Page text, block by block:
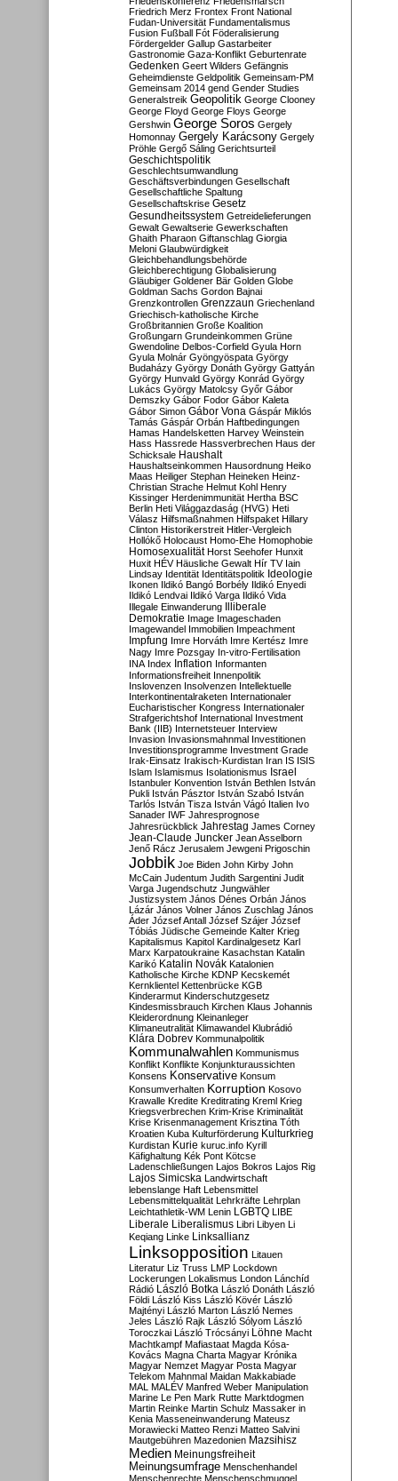
Friedrich Merz Frontex Front National
Fudan-Universität Fundamentalismus
Fusion Fußball Fót Föderalisierung
Fördergelder Gallup Gastarbeiter
Gastronomie Gaza-Konflikt Geburtenrate
Gedenken Geert Wilders Gefängnis
Geheimdienste Geldpolitik Gemeinsam-PM
Gemeinsam 2014 gend Gender Studies
Generalstreik Geopolitik George Clooney
George Floyd George Floys George
Gershwin George Soros Gergely
Homonnay Gergely Karácsony Gergely
Pröhle Gergő Sáling Gerichtsurteil
Geschichtspolitik
Geschlechtsumwandlung
Geschäftsverbindungen Gesellschaft
Gesellschaftliche Spaltung
Gesellschaftskrise Gesetz
Gesundheitssystem Getreidelieferungen
Gewalt Gewaltserie Gewerkschaften
Ghaith Pharaon Giftanschlag Giorgia
Meloni Glaubwürdigkeit
Gleichbehandlungsbehörde
Gleichberechtigung Globalisierung
Gläubiger Goldener Bär Golden Globe
Goldman Sachs Gordon Bajnai
Grenzkontrollen Grenzzaun Griechenland
Griechisch-katholische Kirche
Großbritannien Große Koalition
Großungarn Grundeinkommen Grüne
Gwendoline Delbos-Corfield Gyula Horn
Gyula Molnár Gyöngyöspata György
Budaházy György Donáth György Gattyán
György Hunvald György Konrád György
Lukács György Matolcsy Győr Gábor
Demszky Gábor Fodor Gábor Kaleta
Gábor Simon Gábor Vona Gáspár Miklós
Tamás Gáspár Orbán Haftbedingungen
Hamas Handelsketten Harvey Weinstein
Hass Hassrede Hassverbrechen Haus der
Schicksale Haushalt
Haushaltseinkommen Hausordnung Heiko
Maas Heiliger Stephan Heineken Heinz-
Christian Strache Helmut Kohl Henry
Kissinger Herdenimmunität Hertha BSC
Berlin Heti Világgazdaság (HVG) Heti
Válasz Hilfsmaßnahmen Hilfspaket Hillary
Clinton Historikerstreit Hitler-Vergleich
Hollókő Holocaust Homo-Ehe Homophobie
Homosexualität Horst Seehofer Hunxit
Huxit HÉV Häusliche Gewalt Hír TV Iain
Lindsay Identität Identitätspolitik Ideologie
Ikonen Ildikó Bangó Borbély Ildikó Enyedi
Ildikó Lendvai Ildikó Varga Ildikó Vida
Illegale Einwanderung Illiberale
Demokratie Image Imageschaden
Imagewandel Immobilien Impeachment
Impfung Imre Horváth Imre Kertész Imre
Nagy Imre Pozsgay In-vitro-Fertilisation
INA Index Inflation Informanten
Informationsfreiheit Innenpolitik
Inslovenzen Insolvenzen Intellektuelle
Interkontinentalraketen Internationaler
Eucharistischer Kongress Internationaler
Strafgerichtshof International Investment
Bank (IIB) Internetsteuer Interview
Invasion Invasionsmahnmal Investitionen
Investitionsprogramme Investment Grade
Irak-Einsatz Irakisch-Kurdistan Iran IS ISIS
Islam Islamismus Isolationismus Israel
Istanbuler Konvention István Bethlen István
Pukli István Pásztor István Szabó István
Tarlós István Tisza István Vágó Italien Ivo
Sanader IWF Jahresprognose
Jahresrückblick Jahrestag James Corney
Jean-Claude Juncker Jean Asselborn
Jenő Rácz Jerusalem Jewgeni Prigoschin
Jobbik Joe Biden John Kirby John
McCain Judentum Judith Sargentini Judit
Varga Jugendschutz Jungwähler
Justizsystem János Dénes Orbán János
Lázár János Volner János Zuschlag János
Áder József Antall József Szájer József
Tóbiás Jüdische Gemeinde Kalter Krieg
Kapitalismus Kapitol Kardinalgesetz Karl
Marx Karpatoukraine Kasachstan Katalin
Karikó Katalin Novák Katalonien
Katholische Kirche KDNP Kecskemét
Kernklientel Kettenbrücke KGB
Kinderarmut Kinderschutzgesetz
Kindesmissbrauch Kirchen Klaus Johannis
Kleiderordnung Kleinanleger
Klimaneutralität Klimawandel Klubrádió
Klára Dobrev Kommunalpolitik
Kommunalwahlen Kommunismus
Konflikt Konflikte Konjunkturaussichten
Konsens Konservative Konsum
Konsumverhalten Korruption Kosovo
Krawalle Kredite Kreditrating Kreml Krieg
Kriegsverbrechen Krim-Krise Kriminalität
Krise Krisenmanagement Krisztina Tóth
Kroatien Kuba Kulturförderung Kulturkrieg
Kurdistan Kurie kuruc.info Kyrill
Käfighaltung Kék Pont Kötcse
Ladenschließungen Lajos Bokros Lajos Rig
Lajos Simicska Landwirtschaft
lebenslange Haft Lebensmittel
Lebensmittelqualität Lehrkräfte Lehrplan
Leichtathletik-WM Lenin LGBTQ LIBE
Liberale Liberalismus Libri Libyen Li
Keqiang Linke Linksallianz
Linksopposition Litauen
Literatur Liz Truss LMP Lockdown
Lockerungen Lokalismus London Lánchíd
Rádió
László Botka László Donáth László
Földi László Kiss László Kövér László
Majtényi László Marton László Nemes
Jeles László Rajk László Sólyom László
Toroczkai László Trócsányi Löhne Macht
Machtkampf Mafiastaat Magda Kósa-
Kovács Magna Charta Magyar Krónika
Magyar Nemzet Magyar Posta Magyar
Telekom Mahnmal Maidan Makkabiade
MAL MALÉV Manfred Weber Manipulation
Marine Le Pen Mark Rutte Marktdogmen
Martin Reinke Martin Schulz Massaker in
Kenia Masseneinwanderung Mateusz
Morawiecki Matteo Renzi Matteo Salvini
Mautgebühren Mazedonien Mazsihisz
Medien Meinungsfreiheit
Meinungsumfrage Menschenhandel
Menschenrechte Menschenschmuggel